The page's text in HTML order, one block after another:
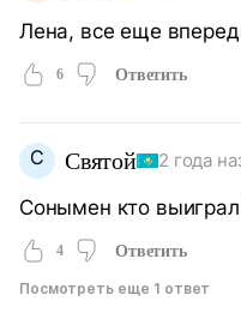
Лена, все еще
6 Ответить
С Святой 2 года
Сонымен кто
4 Ответить
Посмотреть еще 1 ответ